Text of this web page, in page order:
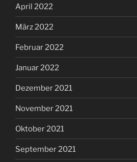
April 2022
März 2022
Februar 2022
Januar 2022
Dezember 2021
November 2021
Oktober 2021
September 2021